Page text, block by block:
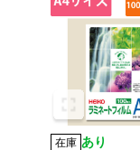
在庫 あり